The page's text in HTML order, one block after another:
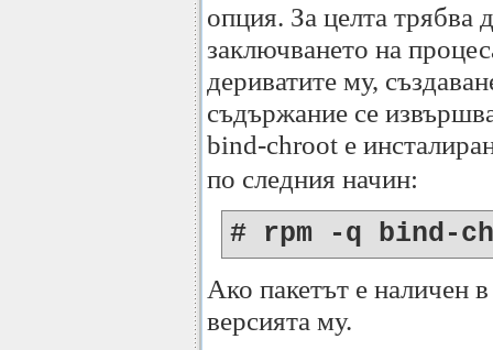
опция. За целта трябва
заключването на
дериватите му,
съдържание се
bind-chroot е
по следния начин:
# rpm -q bind-
Ако пакетът е наличен
версията му.